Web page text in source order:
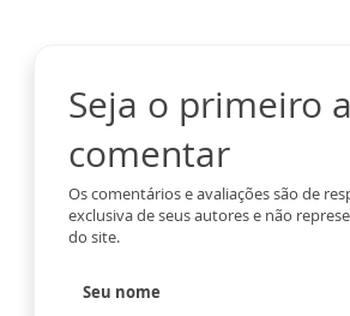
Seja o primeiro a
comentar
Os comentários e avaliações são de
exclusiva de seus autores e não
do site.
Seu nome